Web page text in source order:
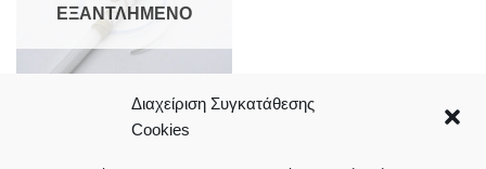
Διαχείριση Συγκατάθεσης
Cookies
ΕΞΑΝΤΛΗΜΈΝΟ
Πασχαλινή λαμπάδα με